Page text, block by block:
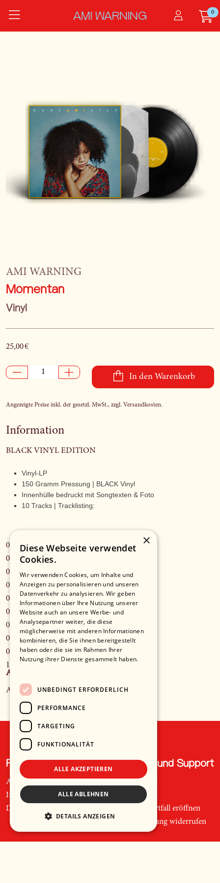
AMI WARNING 0
Startseite
AMI WARNING
Momentan
Vinyl
25,00 €
In den Warenkorb
Angezeigte Preise inkl. der gesetzl. MwSt., zzgl. Versandkosten.
Information
BLACK VINYL EDITION
Vinyl-LP
150 Gramm Pressung | BLACK Vinyl
Innenhülle bedruckt mit Songtexten & Foto
10 Tracks | Tracklisting:
01 - Vielleicht Lieber Morgen
02 - Karussell
03 - Gegenwind
04 - Hausdach
05 - Fliegen
06 - Chaos
07 - Schubidu
08 - Momentan
09 - Einfach Sein
10 - Mann Und Frau
Anbieter*in
Ami Warning
Recht und Ordnung
AGB
Impressum
Datenschutz
Hilfe und Support
Telefon
Mail
Supportfall eröffnen
Bestellung widerrufen
×
Diese Webseite verwendet
Cookies.
Wir verwenden Cookies, um Inhalte und
Anzeigen zu personalisieren und unseren
Datenverkehr zu analysieren. Wir geben
Informationen über Ihre Nutzung unserer
Website auch an unsere Werbe- und
Analysepartner weiter, die diese
möglicherweise mit anderen Informationen
kombinieren, die Sie ihnen bereitgestellt
haben oder die sie im Rahmen Ihrer
Nutzung ihrer Dienste gesammelt haben.
UNBEDINGT ERFORDERLICH
PERFORMANCE
TARGETING
FUNKTIONALITÄT
ALLE AKZEPTIEREN
ALLE ABLEHNEN
DETAILS ANZEIGEN